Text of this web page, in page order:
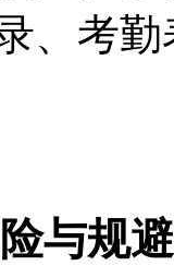
、考
规避